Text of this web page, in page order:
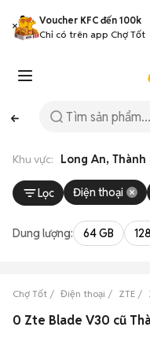
Voucher KFC đến 100k
Chỉ có trên app Chợ Tốt
Khu vực: Long An, Thành
Lọc Điện thoại
Dung lượng: 64 GB
Chợ Tốt Điện thoại ZTE
0 Zte Blade V30 cũ